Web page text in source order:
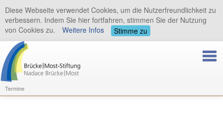
Termine
Diese Webseite verwendet Cookies, um die Nutzerfreundlichkeit zu
verbessern. Indem Sie hier fortfahren, stimmen Sie der Nutzung
von Cookies zu.
Weitere Infos Stimme zu